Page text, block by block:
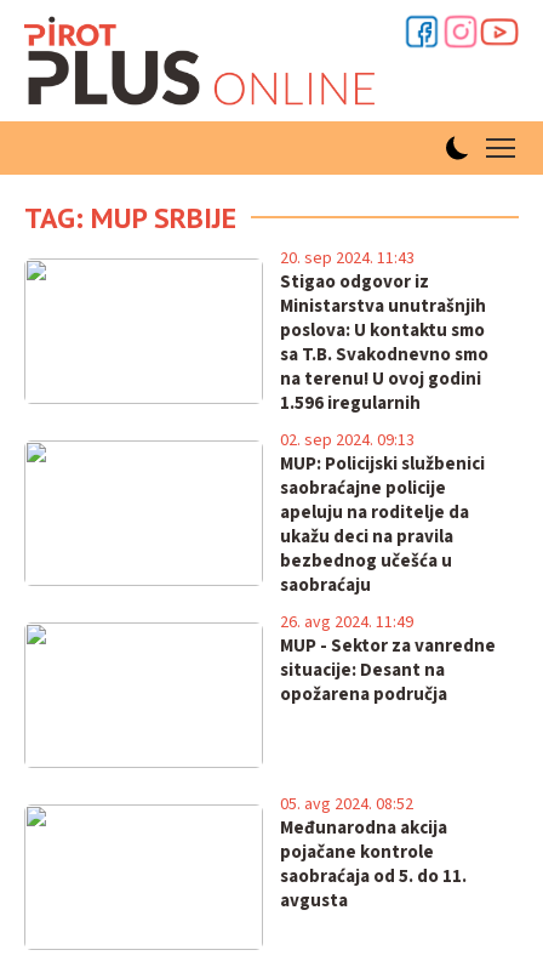
TAG: MUP SRBIJE
Stigao odgovor iz
Ministarstva unutrašnjih
poslova: U kontaktu smo
sa T.B. Svakodnevno smo
na terenu! U ovoj godini
1.596 iregularnih
uđe u Srbiju!
20. sep 2024. 11:43
MUP: Policijski službenici
saobraćajne policije
apeluju na roditelјe da
ukažu deci na pravila
bezbednog učešća u
saobraćaju
02. sep 2024. 09:13
MUP - Sektor za vanredne
situacije: Desant na
opožarena područja
26. avg 2024. 11:49
Međunarodna akcija
pojačane kontrole
saobraćaja od 5. do 11.
avgusta
05. avg 2024. 08:52